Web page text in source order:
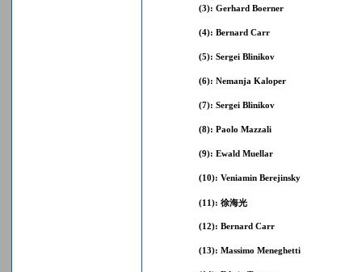
(3): Gerhard Boerner
(4): Bernard Carr
(5): Sergei Blinikov
(6): Nemanja Kaloper
(7): Sergei Blinikov
(8): Paolo Mazzali
(9): Ewald Muellar
(10): Veniamin Berejinsky
(11): 徐海光
(12): Bernard Carr
(13): Massimo Meneghetti